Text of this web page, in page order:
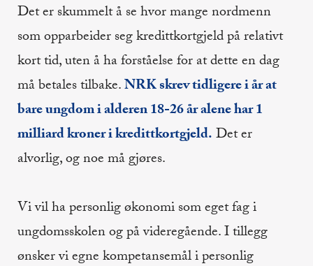
Det er skummelt å se hvor mange nordmenn
som opparbeider seg kredittkortgjeld på relativt
kort tid, uten å ha forståelse for at dette en dag
må betales tilbake.NRK skrev tidligere i år at
bare ungdom i alderen 18-26 år alene har 1
milliard kroner i kredittkortgjeld.Det er
alvorlig, og noe må gjøres.
Vi vil ha personlig økonomi som eget fag i
ungdomsskolen og på videregående. I tillegg
ønsker vi egne kompetansemål i personlig